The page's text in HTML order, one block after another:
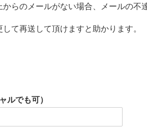
らのメールがない場合、メールの不
て再送して頂けますと助かります。
ルでも可）